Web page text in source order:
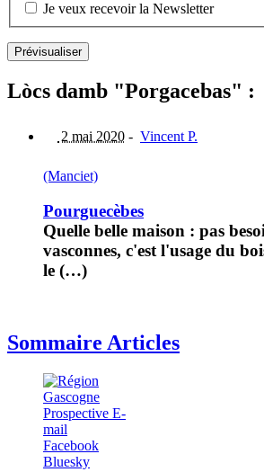
Je veux recevoir la Newsletter
Lòcs damb "Porgacebas" :
2 mai 2020 - Vincent P.
(Manciet)
Pourguecèbes
Quelle belle maison : pas
vasconnes, c'est l'usage du
le (…)
Sommaire Articles